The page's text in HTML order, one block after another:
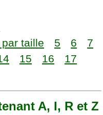
par taille 5 6
7
15 16
17
A, I, R et Z